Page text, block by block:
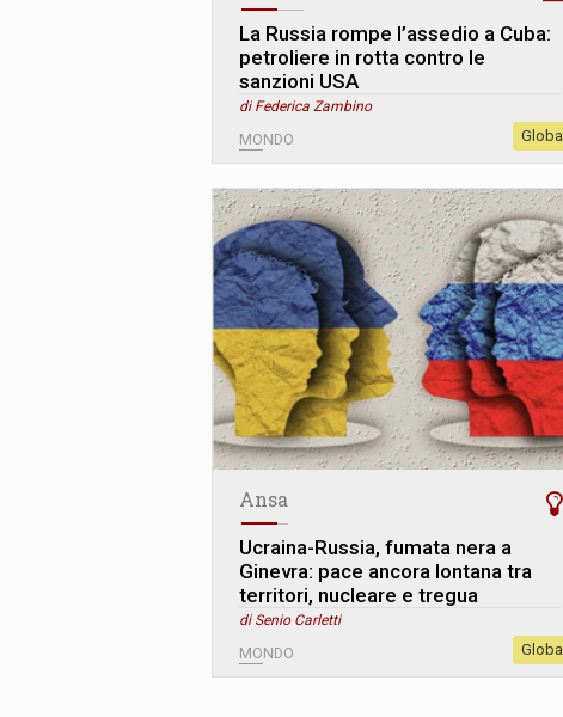
La Russia rompe l’assedio a Cuba:
petroliere in rotta contro le
sanzioni USA
di Federica Zambino
MONDO Global
Ansa
Ucraina-Russia, fumata nera a
Ginevra: pace ancora lontana tra
territori, nucleare e tregua
di Senio Carletti
MONDO Global